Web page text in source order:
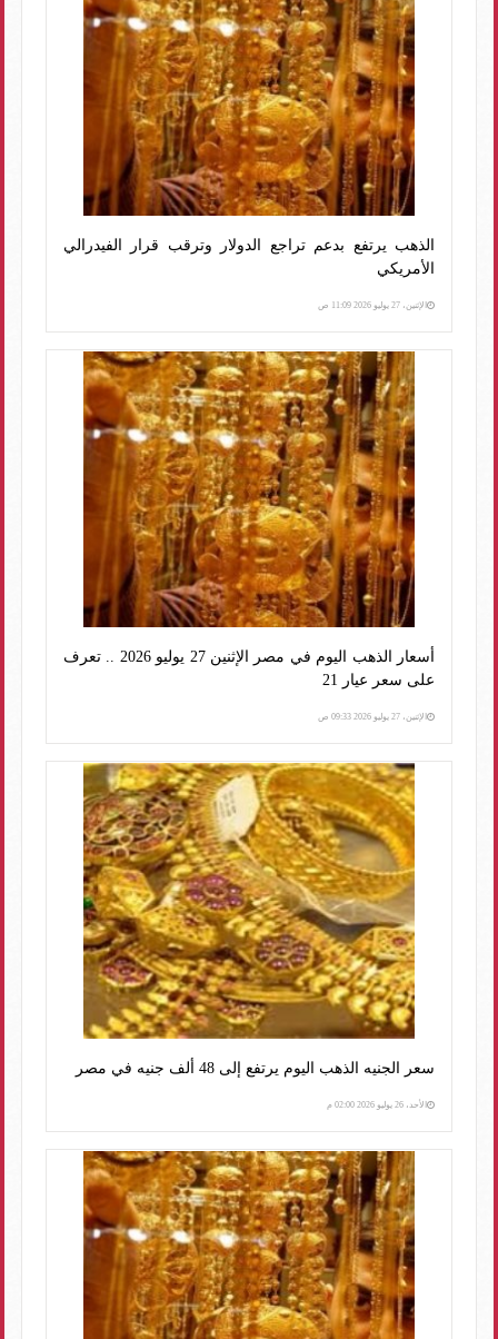
الذهب يرتفع بدعم تراجع الدولار وترقب قرار الفيدرالي
الأمريكي
الإثنين، 27 يوليو 2026 11:09 ص
أسعار الذهب اليوم في مصر الإثنين 27 يوليو 2026 .. تعرف
على سعر عيار 21
الإثنين، 27 يوليو 2026 09:33 ص
سعر الجنيه الذهب اليوم يرتفع إلى 48 ألف جنيه في مصر
الأحد، 26 يوليو 2026 02:00 م